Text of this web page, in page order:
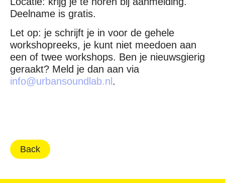
Deelname is gratis.
Let op: je schrijft je in voor de gehele
workshopreeks, je kunt niet meedoen aan
een of twee workshops. Ben je nieuwsgierig
geraakt? Meld je dan aan via
info@urbansoundlab.nl .
Back